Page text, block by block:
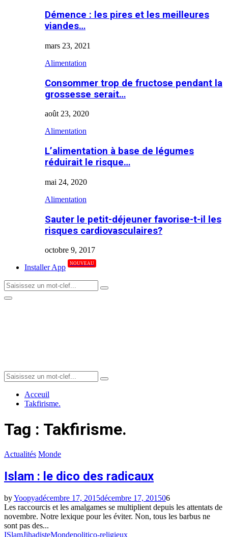
Démence : les pires et les meilleures
viandes…
mars 23, 2021
Alimentation
Consommer trop de fructose pendant la
grossesse serait…
août 23, 2020
Alimentation
L’alimentation à base de légumes
réduirait le risque…
mai 24, 2020
Alimentation
Sauter le petit-déjeuner favorise-t-il les
risques cardiovasculaires?
octobre 9, 2017
Installer App
NOUVEAU
Search
for:
Search
Primary
Search
for:
Search
Acceuil
Takfirisme.
Tag : Takfirisme.
Actualités Monde
Islam : le dico des radicaux
byYoopyadécembre 17, 2015décembre 17, 201506
Les raccourcis et les amalgames se multiplient depuis les attentats de
novembre. Notre lexique pour les éviter. Non, tous les barbus ne
sont pas des...
ISlamJihadisteMondepolitico-religieux